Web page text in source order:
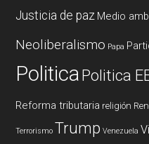
Justicia de paz Medio
Neoliberalismo Papa
PoliticaPolitica
Reforma tributaria religión
Terrorismo Trump Venezuela